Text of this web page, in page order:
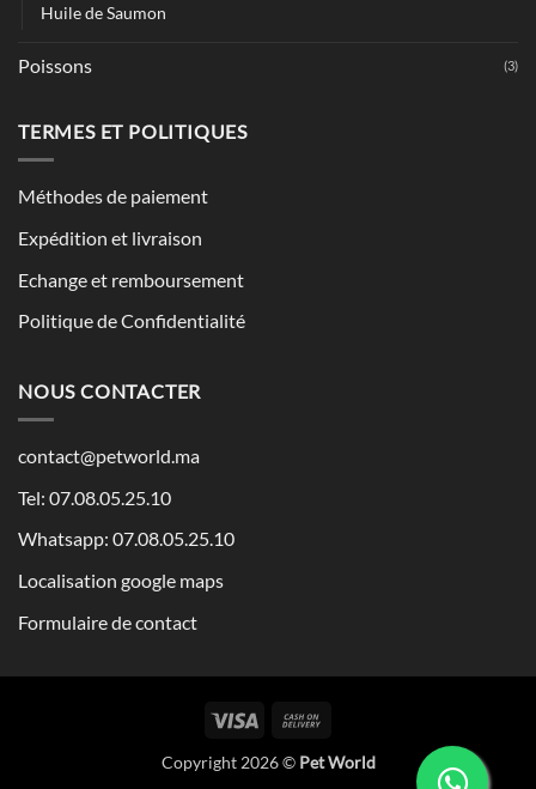
Huile de Saumon
Poissons (3)
TERMES ET POLITIQUES
Méthodes de paiement
Expédition et livraison
Echange et remboursement
Politique de Confidentialité
NOUS CONTACTER
contact@petworld.ma
Tel: 07.08.05.25.10
Whatsapp: 07.08.05.25.10
Localisation google maps
Formulaire de contact
Visa
Delivery
Copyright 2026 © Pet World